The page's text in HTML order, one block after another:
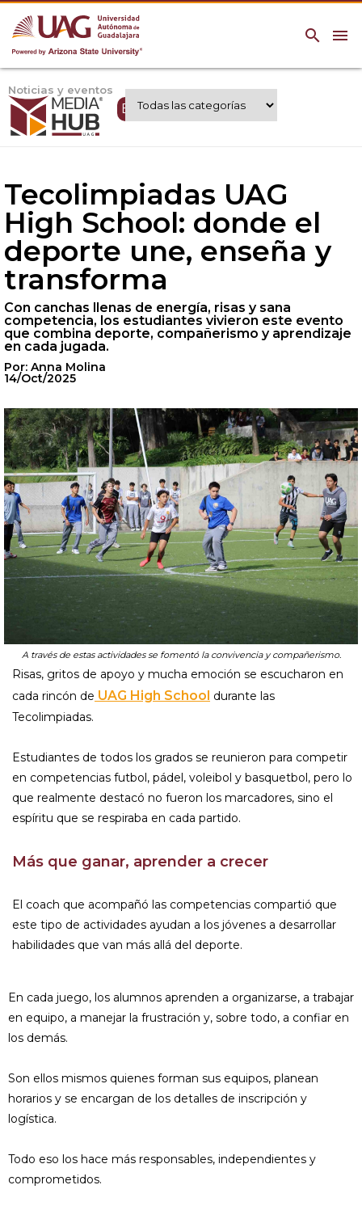
menu
search
Noticias y eventos
Expertos UAG
Tecolimpiadas UAG
High School: donde el
deporte une, enseña y
transforma
Con canchas llenas de energía, risas y sana
competencia, los estudiantes vivieron este evento
que combina deporte, compañerismo y aprendizaje
en cada jugada.
Por: Anna Molina
14/Oct/2025
A través de estas actividades se fomentó la convivencia y compañerismo.
Risas, gritos de apoyo y mucha emoción se escucharon en
cada rincón de UAG High School durante las
Tecolimpiadas.
Estudiantes de todos los grados se reunieron para competir
en competencias futbol, pádel, voleibol y basquetbol, pero lo
que realmente destacó no fueron los marcadores, sino el
espíritu que se respiraba en cada partido.
Más que ganar, aprender a crecer
El coach que acompañó las competencias compartió que
este tipo de actividades ayudan a los jóvenes a desarrollar
habilidades que van más allá del deporte.
En cada juego, los alumnos aprenden a organizarse, a trabajar
en equipo, a manejar la frustración y, sobre todo, a confiar en
los demás.
Son ellos mismos quienes forman sus equipos, planean
horarios y se encargan de los detalles de inscripción y
logística.
Todo eso los hace más responsables, independientes y
comprometidos.